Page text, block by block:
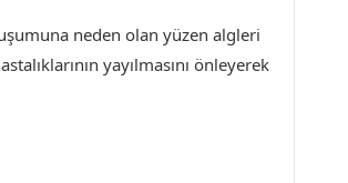
neden olan yüzen algleri
yayılmasını önleyerek